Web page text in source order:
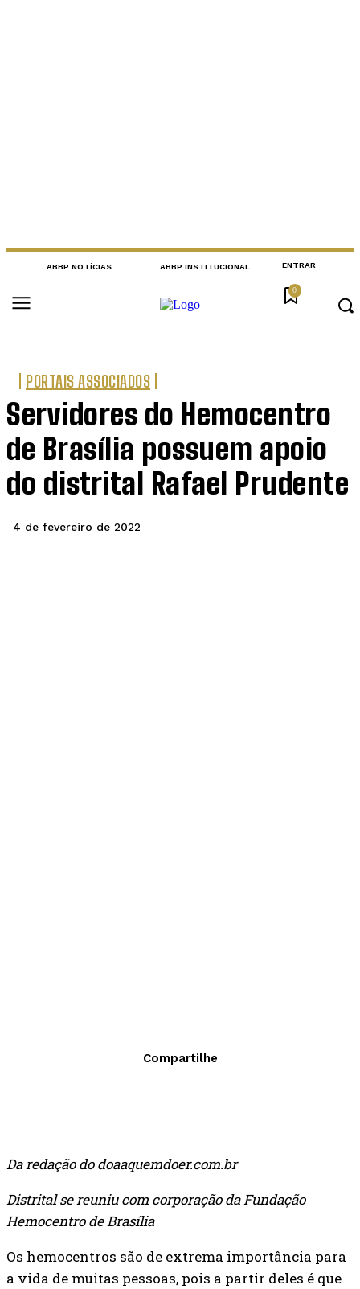
ABBP NOTÍCIAS ABBP INSTITUCIONAL ENTRAR
0
PORTAIS ASSOCIADOS
Servidores do Hemocentro
de Brasília possuem apoio
do distrital Rafael Prudente
4 de fevereiro de 2022
Compartilhe
Da redação do doaaquemdoer.com.br
Distrital se reuniu com corporação da Fundação
Hemocentro de Brasília
Os hemocentros são de extrema importância para
a vida de muitas pessoas, pois a partir deles é que